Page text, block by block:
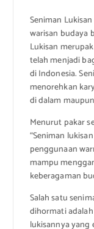
Seniman
warisan budaya
Lukisan
telah menjadi
di Indonesia.
menorehkan
di dalam
Menurut pakar
“Seniman
penggunaan
mampu
keberagaman
Salah satu
dihormati
lukisannya